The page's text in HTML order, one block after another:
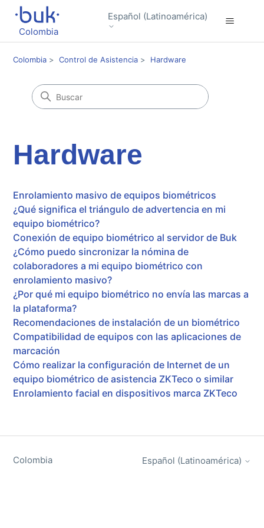
Colombia
Español (Latinoamérica)
Colombia Control de Asistencia Hardware
Hardware
Enrolamiento masivo de equipos biométricos
¿Qué significa el triángulo de advertencia en mi
equipo biométrico?
Conexión de equipo biométrico al servidor de Buk
¿Cómo puedo sincronizar la nómina de
colaboradores a mi equipo biométrico con
enrolamiento masivo?
¿Por qué mi equipo biométrico no envía las marcas a
la plataforma?
Recomendaciones de instalación de un biométrico
Compatibilidad de equipos con las aplicaciones de
marcación
Cómo realizar la configuración de Internet de un
equipo biométrico de asistencia ZKTeco o similar
Enrolamiento facial en dispositivos marca ZKTeco
Colombia Español (Latinoamérica)